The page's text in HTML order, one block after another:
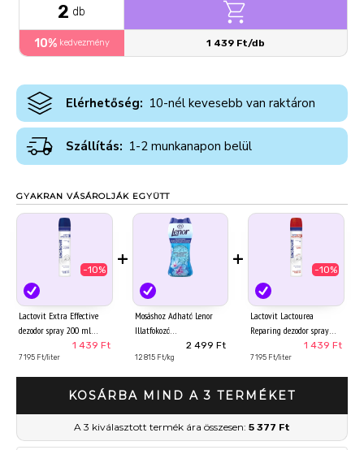
2 db
10% kedvezmény 1 439 Ft/db
Elérhetőség: 10-nél kevesebb van raktáron
Szállítás: 1-2 munkanapon belül
GYAKRAN VÁSÁROLJÁK EGYÜTT
-10%
Lactovit Extra Effective
dezodor spray 200 ml
1 439 Ft
7 195 Ft/liter
+
Mosáshoz Adható Lenor
Illatfokozó
Parfümgyöngyök
195gSpring Awakening
2 499 Ft
12 815 Ft/kg
+
-10%
Lactovit Lactourea
Reparing dezodor spray
1 439 Ft
7 195 Ft/liter
KOSÁRBA MIND A 3 TERMÉKET
A 3 kiválasztott termék ára összesen: 5 377 Ft